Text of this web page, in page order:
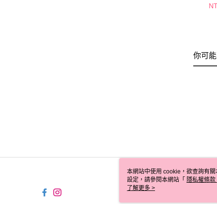
你可
本網站中使用 cookie，欲查詢有
設定，請參閱本網站「 隱私權條款
使用 cookie。
了解更多 >